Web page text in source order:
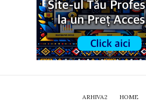
ARHIVA2 HOME